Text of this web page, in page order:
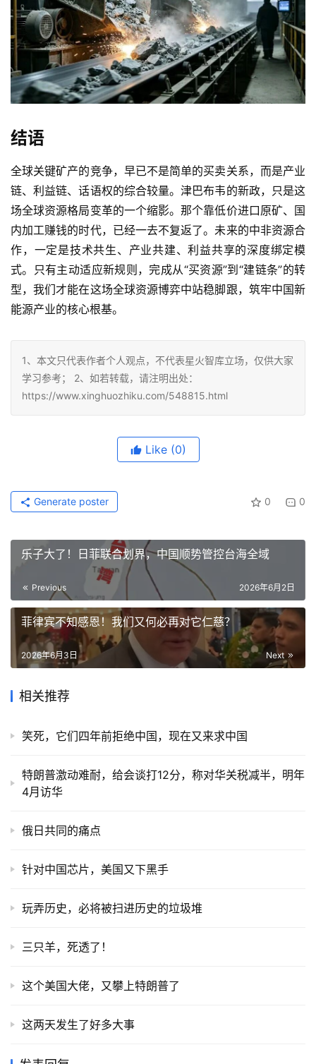
结语
全球关键矿产的竞争，早已不是简单的买卖关系，而是产业
链、利益链、话语权的综合较量。津巴布韦的新政，只是这
场全球资源格局变革的一个缩影。那个靠低价进口原矿、国
内加工赚钱的时代，已经一去不复返了。未来的中非资源合
作，一定是技术共生、产业共建、利益共享的深度绑定模
式。只有主动适应新规则，完成从“买资源”到“建链条”的转
型，我们才能在这场全球资源博弈中站稳脚跟，筑牢中国新
能源产业的核心根基。
1、本文只代表作者个人观点，不代表星火智库立场，仅供大家
学习参考； 2、如若转载，请注明出处：
https://www.xinghuozhiku.com/548815.html
Like (0)
0 0
Generate poster
乐子大了！日菲联合划界，中国顺势管控台海全域
Previous 2026年6月2日
菲律宾不知感恩！我们又何必再对它仁慈？
Next
2026年6月3日
相关推荐
笑死，它们四年前拒绝中国，现在又来求中国
特朗普激动难耐，给会谈打12分，称对华关税减半，明年
4月访华
俄日共同的痛点
针对中国芯片，美国又下黑手
玩弄历史，必将被扫进历史的垃圾堆
三只羊，死透了！
这个美国大佬，又攀上特朗普了
这两天发生了好多大事